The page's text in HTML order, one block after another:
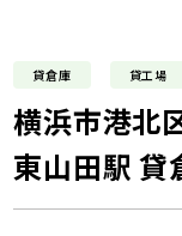
貸倉庫 貸工場
横浜市港北
東山田駅 貸